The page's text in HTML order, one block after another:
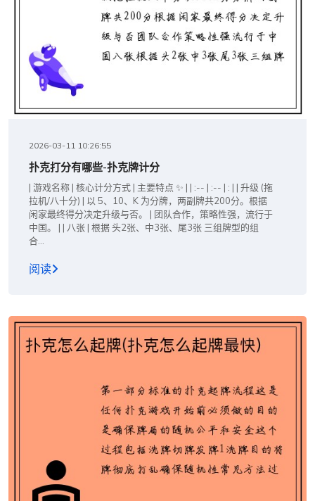
2026-03-11 10:26:55
扑克打分有哪些-扑克牌计分
| 游戏名称 | 核心计分方式 | 主要特点 ✨ | | :-- | :-- | : | | 升级 (拖
拉机/八十分) | 以 5、10、K 为分牌，两副牌共200分。根据
闲家最终得分决定升级与否。 | 团队合作，策略性强，流行于
中国。 | | 八张 | 根据 头2张、中3张、尾3张 三组牌型的组
合...
阅读